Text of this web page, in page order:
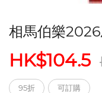
相馬伯樂
HK$104.5
95折 可訂購